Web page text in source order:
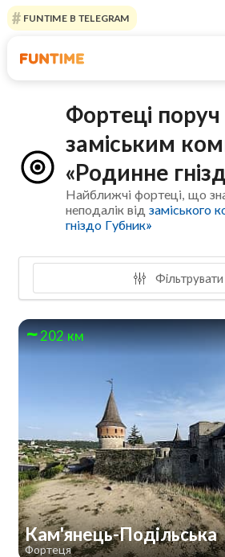
FUNTIME В TELEGRAM
Фортеці поруч
заміським
«Родинне
Найближчі фортеці, що
неподалік відзаміського
гніздо Губник»
Фільтрувати
202 км
Кам'янець-Подільська
Фортеця